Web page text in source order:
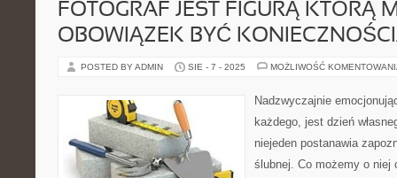
FOTOGRAF JEST FIGURĄ KTÓRĄ
OBOWIĄZEK BYĆ
POSTED BY ADMIN SIE - 7 - 2025 MOŻLIWOŚĆ
Nadzwyczajnie
każdego, jest dzień
niejeden postanawia
ślubnej. Co możemy o niej